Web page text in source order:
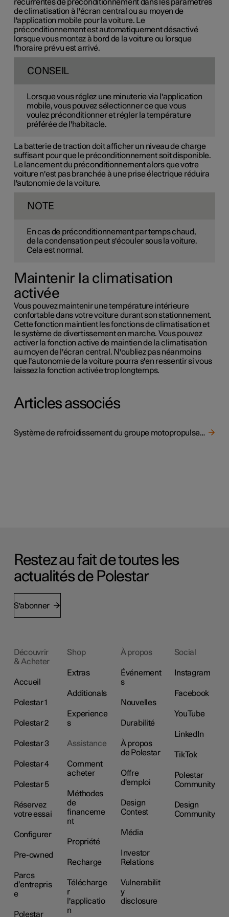
récurrentes de préconditionnement dans les paramètres
de climatisation à l'écran central ou au moyen de
l'application mobile pour la voiture. Le
préconditionnement est automatiquement désactivé
lorsque vous montez à bord de la voiture ou lorsque
l'horaire prévu est arrivé.
CONSEIL
Lorsque vous réglez une minuterie via l'application
mobile, vous pouvez sélectionner ce que vous
voulez préconditionner et régler la température
préférée de l'habitacle.
La batterie de traction doit afficher un niveau de charge
suffisant pour que le préconditionnement soit disponible.
Le lancement du préconditionnement alors que votre
voiture n'est pas branchée à une prise électrique réduira
l'autonomie de la voiture.
NOTE
En cas de préconditionnement par temps chaud,
de la condensation peut s'écouler sous la voiture.
Cela est normal.
Maintenir la climatisation
activée
Vous pouvez maintenir une température intérieure
confortable dans votre voiture durant son stationnement.
Cette fonction maintient les fonctions de climatisation et
le système de divertissement en marche. Vous pouvez
activer la fonction active de maintien de la climatisation
au moyen de l'écran central. N'oubliez pas néanmoins
que l'autonomie de la voiture pourra s'en ressentir si vous
laissez la fonction activée trop longtemps.
Articles associés
Système de refroidissement du groupe motopropulseur
Restez au fait de toutes les
actualités de Polestar
S'abonner
Découvrir
& Acheter
Accueil
Polestar 1
Polestar 2
Polestar 3
Polestar 4
Polestar 5
Réservez
votre essai
Configurer
Pre-owned
Parcs
d’entrepris
e
Polestar
Shop
Extras
Additionals
Experience
s
Assistance
Comment
acheter
Méthodes
de
financeme
nt
Propriété
Recharge
Télécharge
r
l'applicatio
n
À propos
Événement
s
Nouvelles
Durabilité
À propos
de Polestar
Offre
d'emploi
Design
Contest
Média
Investor
Relations
Vulnerabilit
y
disclosure
Social
Instagram
Facebook
YouTube
LinkedIn
TikTok
Polestar
Community
Design
Community